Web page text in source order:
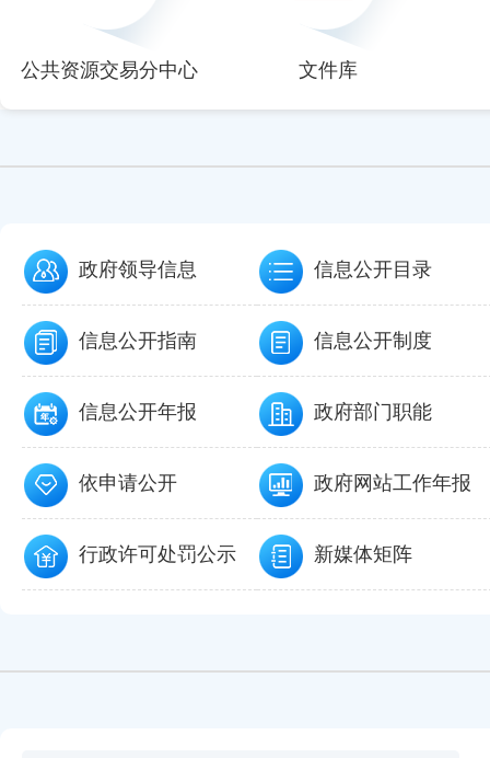
公共资源交易分中心 文件库
政府领导信息 信息公开目录
信息公开指南 信息公开制度
信息公开年报 政府部门职能
依申请公开 政府网站工作年报
行政许可处罚公示 新媒体矩阵